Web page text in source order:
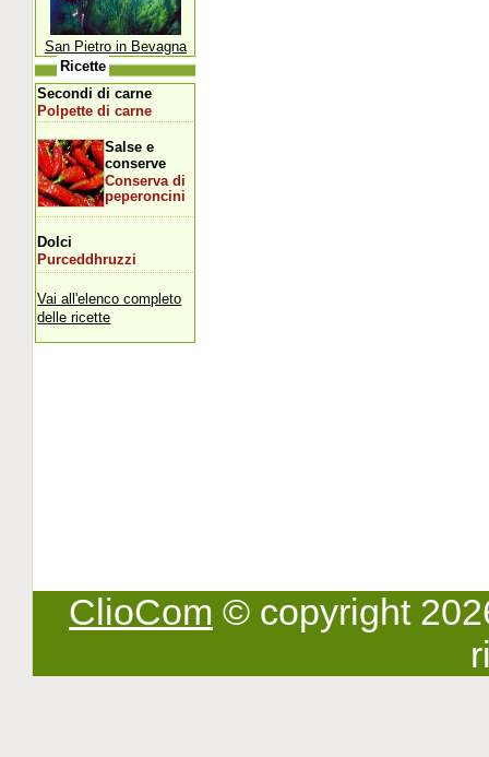
San Pietro in Bevagna
Ricette
Secondi di carne
Polpette di carne
Salse e
conserve
Conserva di
peperoncini
Dolci
Purceddhruzzi
Vai all'elenco completo
delle ricette
ClioCom © copyright